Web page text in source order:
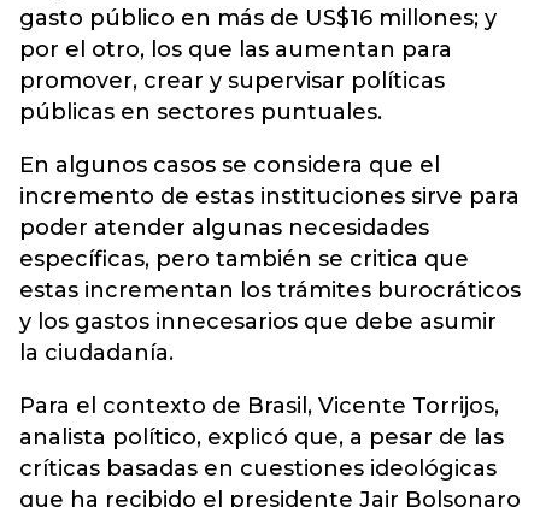
gasto público en más de US$16 millones; y
por el otro, los que las aumentan para
promover, crear y supervisar políticas
públicas en sectores puntuales.
En algunos casos se considera que el
incremento de estas instituciones sirve para
poder atender algunas necesidades
específicas, pero también se critica que
estas incrementan los trámites burocráticos
y los gastos innecesarios que debe asumir
la ciudadanía.
Para el contexto de Brasil, Vicente Torrijos,
analista político, explicó que, a pesar de las
críticas basadas en cuestiones ideológicas
que ha recibido el presidente Jair Bolsonaro